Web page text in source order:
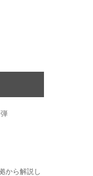
から解説し